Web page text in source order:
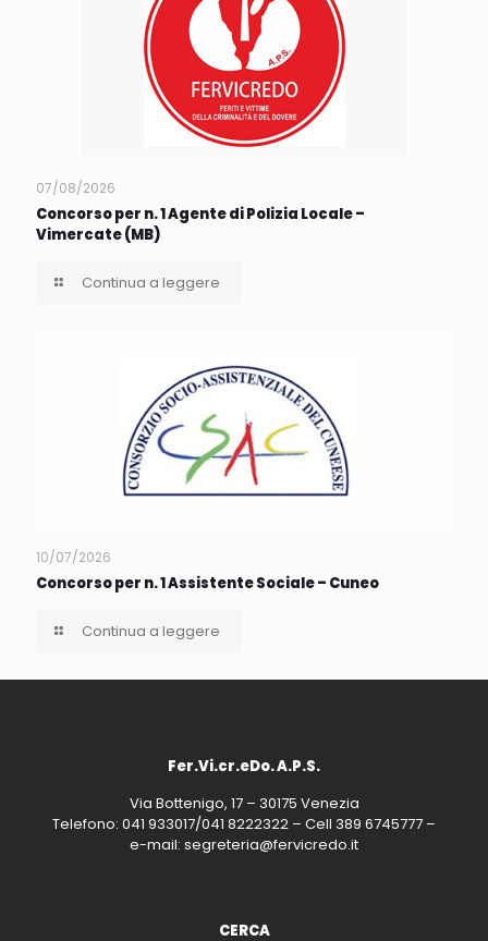
07/08/2026
Concorso per n. 1 Agente di Polizia Locale –
Vimercate (MB)
Continua a leggere
10/07/2026
Concorso per n. 1 Assistente Sociale – Cuneo
Continua a leggere
Fer.Vi.cr.eDo. A.P.S.
Via Bottenigo, 17 – 30175 Venezia
Telefono: 041 933017/041 8222322 – Cell 389 6745777 –
e-mail: segreteria@fervicredo.it
CERCA